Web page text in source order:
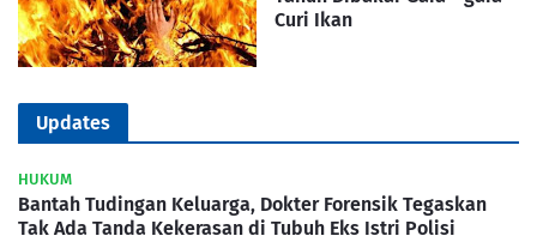
Curi Ikan
Updates
HUKUM
Bantah Tudingan Keluarga, Dokter Forensik Tegaskan
Tak Ada Tanda Kekerasan di Tubuh Eks Istri Polisi